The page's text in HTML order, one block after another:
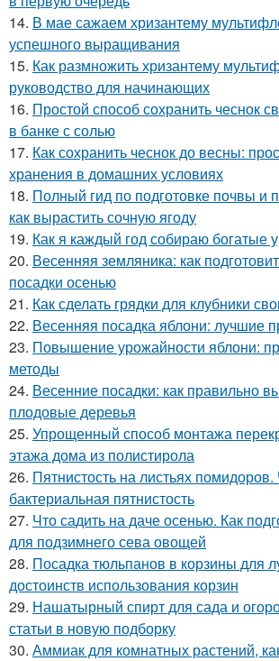
14. В мае сажаем хризантему
успешного выращивания
15. Как размножить хризантему
руководство для начинающих
16. Простой способ сохранить чеснок
в банке с солью
17. Как сохранить чеснок до весны:
хранения в домашних условиях
18. Полный гид по подготовке почвы и
как вырастить сочную ягоду
19. Как я каждый год собираю богатые
20. Весенняя земляника: как
посадки осенью
21. Как сделать грядки для клубники
22. Весенняя посадка яблони: лучшие
23. Повышение урожайности яблони:
методы
24. Весенние посадки: как правильно
плодовые деревья
25. Упрощенный способ монтажа
этажа дома из полистирола
26. Пятнистость на листьях
бактериальная пятнистость
27. Что садить на даче осенью. Как
для подзимнего сева овощей
28. Посадка тюльпанов в корзины для
достоинств использования корзин
29. Нашатырный спирт для сада и
статьи в новую подборку
30. Аммиак для комнатных растений,